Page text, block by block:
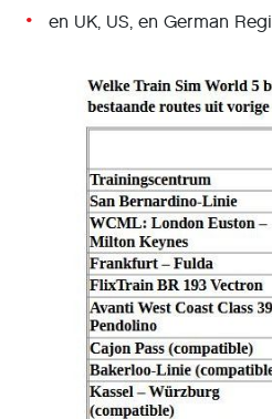
en UK, US, en German